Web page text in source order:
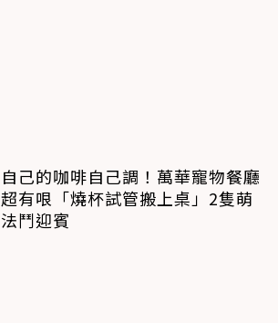
自己的咖啡自己調！萬華寵物餐廳
超有哏「燒杯試管搬上桌」2隻萌
法鬥迎賓